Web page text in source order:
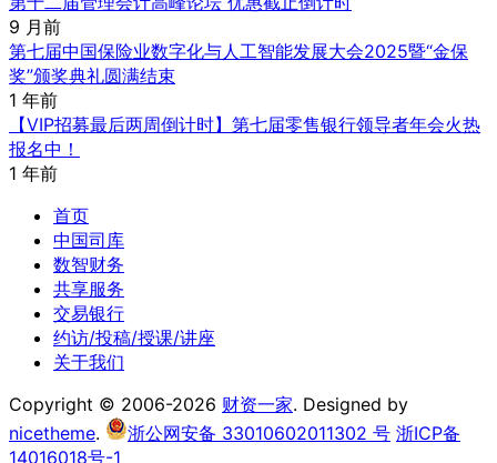
9 月前
第七届中国保险业数字化与人工智能发展大会2025暨“金保
奖”颁奖典礼圆满结束
1 年前
【VIP招募最后两周倒计时】第七届零售银行领导者年会火热
报名中！
1 年前
首页
中国司库
数智财务
共享服务
交易银行
约访/投稿/授课/讲座
关于我们
Copyright © 2006-2026 财资一家. Designed by
nicetheme. 浙公网安备 33010602011302 号 浙ICP备
14016018号-1